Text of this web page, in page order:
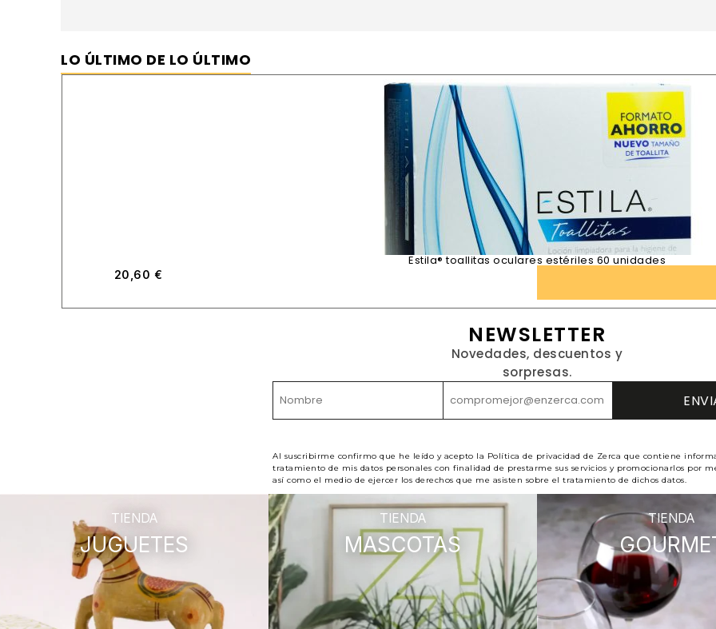
LO ÚLTIMO DE LO ÚLTIMO
Estila® toallitas oculares estériles 60 unidades
20,60 €
NEWSLETTER
Novedades, descuentos y
sorpresas.
Al suscribirme confirmo que he leído y acepto la Política de privacidad de Zerca que contiene
tratamiento de mis datos personales con finalidad de prestarme sus servicios y promocionarlos por
así como el medio de ejercer los derechos que me asisten sobre el tratamiento de dichos datos.
TIENDA
JUGUETES
TIENDA
MASCOTAS
TIENDA